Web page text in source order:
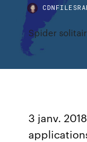
Spider
3 janv.